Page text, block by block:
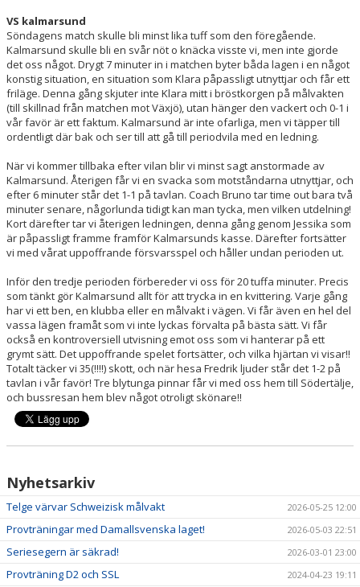
VS kalmarsund
Söndagens match skulle bli minst lika tuff som den föregående.
Kalmarsund skulle bli en svår nöt o knäcka visste vi, men inte gjorde
det oss något. Drygt 7 minuter in i matchen byter båda lagen i en något
konstig situation, en situation som Klara påpassligt utnyttjar och får ett
friläge. Denna gång skjuter inte Klara mitt i bröstkorgen på målvakten
(till skillnad från matchen mot Växjö), utan hänger den vackert och 0-1 i
vår favör är ett faktum. Kalmarsund är inte ofarliga, men vi täpper till
ordentligt där bak och ser till att gå till periodvila med en ledning.
När vi kommer tillbaka efter vilan blir vi minst sagt anstormade av
Kalmarsund. Återigen får vi en svacka som motståndarna utnyttjar, och
efter 6 minuter står det 1-1 på tavlan. Coach Bruno tar time out bara två
minuter senare, någorlunda tidigt kan man tycka, men vilken utdelning!
Kort därefter tar vi återigen ledningen, denna gång genom Jessika som
är påpassligt framme framför Kalmarsunds kasse. Därefter fortsätter
vi med vårat uppoffrande försvarsspel och håller undan perioden ut.
Inför den tredje perioden förbereder vi oss för 20 tuffa minuter. Precis
som tänkt gör Kalmarsund allt för att trycka in en kvittering. Varje gång
har vi ett ben, en klubba eller en målvakt i vägen. Vi får även en hel del
vassa lägen framåt som vi inte lyckas förvalta på bästa sätt. Vi får
också en kontroversiell utvisning emot oss som vi hanterar på ett
grymt sätt. Det uppoffrande spelet fortsätter, och vilka hjärtan vi visar!!
Totalt täcker vi 35(!!!!) skott, och när hesa Fredrik ljuder står det 1-2 på
tavlan i vår favör! Tre blytunga pinnar får vi med oss hem till Södertälje,
och bussresan hem blev något otroligt skönare!!
Nyhetsarkiv
Telge värvar Schweizisk målvakt 2026-05-25 12:00
Provträningar med Damallsvenska laget! 2026-05-03 22:51
Seriesegern är säkrad! 2026-03-01 23:00
Provträning D2 och SSL 2024-04-23 19:11